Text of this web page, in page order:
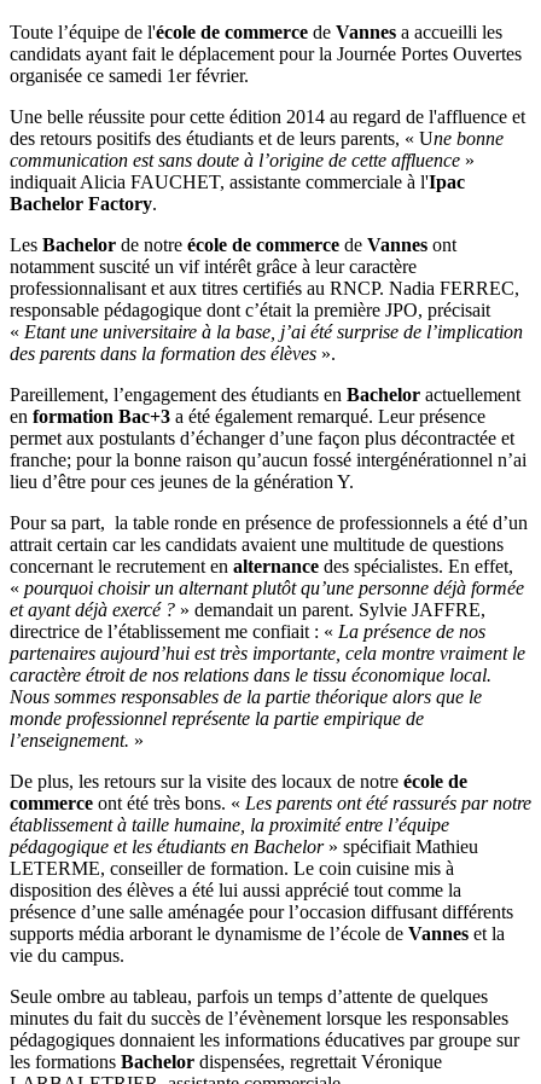
Toute l’équipe de l'école de commerce de Vannes a accueilli les
candidats ayant fait le déplacement pour la Journée Portes Ouvertes
organisée ce samedi 1er février.
Une belle réussite pour cette édition 2014 au regard de l'affluence et
des retours positifs des étudiants et de leurs parents, « Une bonne
communication est sans doute à l’origine de cette affluence »
indiquait Alicia FAUCHET, assistante commerciale à l'Ipac
Bachelor Factory.
Les Bachelor de notre école de commerce de Vannes ont
notamment suscité un vif intérêt grâce à leur caractère
professionnalisant et aux titres certifiés au RNCP. Nadia FERREC,
responsable pédagogique dont c’était la première JPO, précisait
« Etant une universitaire à la base, j’ai été surprise de l’implication
des parents dans la formation des élèves ».
Pareillement, l’engagement des étudiants en Bachelor actuellement
en formation Bac+3 a été également remarqué. Leur présence
permet aux postulants d’échanger d’une façon plus décontractée et
franche; pour la bonne raison qu’aucun fossé intergénérationnel n’ai
lieu d’être pour ces jeunes de la génération Y.
Pour sa part, la table ronde en présence de professionnels a été d’un
attrait certain car les candidats avaient une multitude de questions
concernant le recrutement en alternance des spécialistes. En effet,
« pourquoi choisir un alternant plutôt qu’une personne déjà formée
et ayant déjà exercé ? » demandait un parent. Sylvie JAFFRE,
directrice de l’établissement me confiait : « La présence de nos
partenaires aujourd’hui est très importante, cela montre vraiment le
caractère étroit de nos relations dans le tissu économique local.
Nous sommes responsables de la partie théorique alors que le
monde professionnel représente la partie empirique de
l’enseignement. »
De plus, les retours sur la visite des locaux de notre école de
commerce ont été très bons. « Les parents ont été rassurés par notre
établissement à taille humaine, la proximité entre l’équipe
pédagogique et les étudiants en Bachelor» spécifiait Mathieu
LETERME, conseiller de formation. Le coin cuisine mis à
disposition des élèves a été lui aussi apprécié tout comme la
présence d’une salle aménagée pour l’occasion diffusant différents
supports média arborant le dynamisme de l’école de Vannes et la
vie du campus.
Seule ombre au tableau, parfois un temps d’attente de quelques
minutes du fait du succès de l’évènement lorsque les responsables
pédagogiques donnaient les informations éducatives par groupe sur
les formations Bachelor dispensées, regrettait Véronique